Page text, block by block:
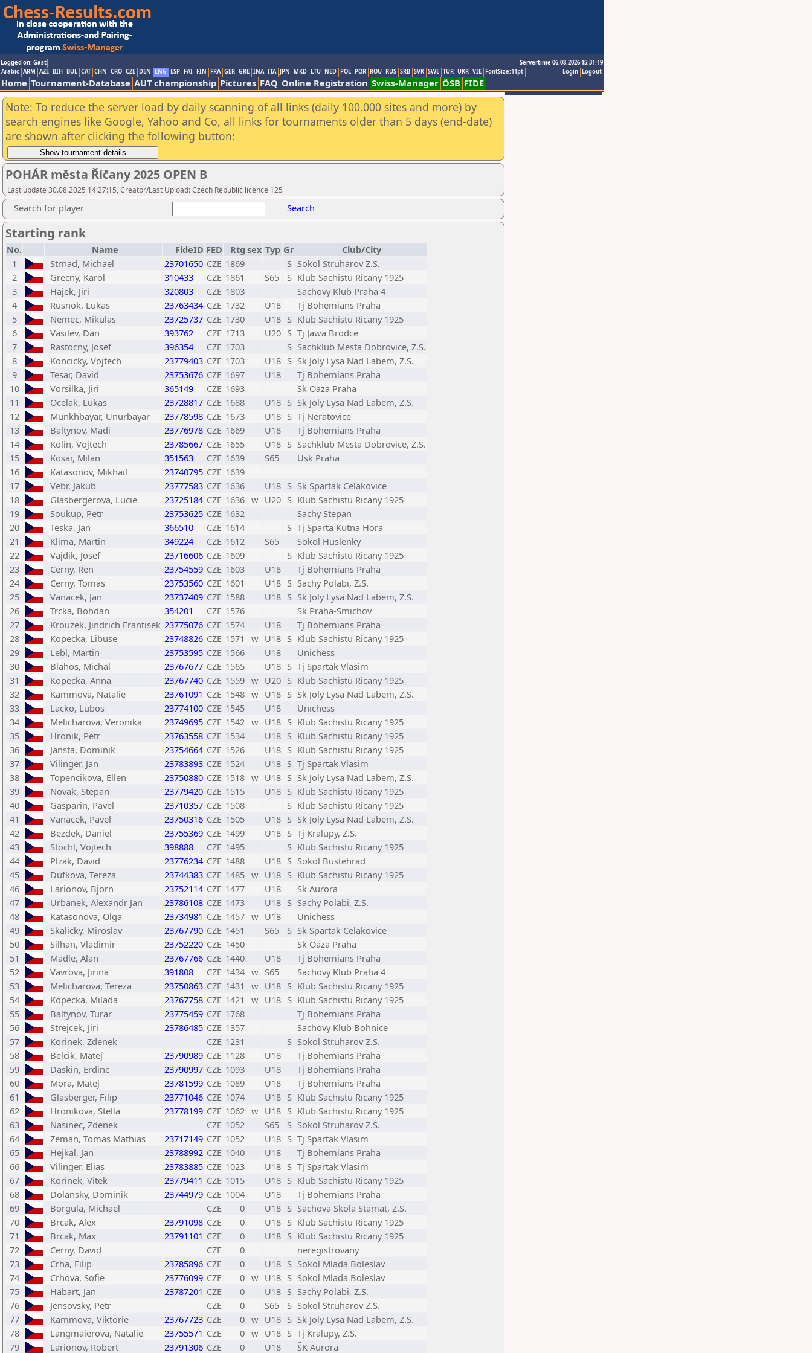
Logged on: Gast
Servertime 06.08.2026 15:31:19
Logout
Login
Arabic ARM AZE BIH BUL CAT CHN CRO CZE DEN ENG ESP FAI FIN FRA GER GRE INA ITA JPN MKD LTU NED POL POR ROU RUS SRB SVK SWE TUR UKR VIE FontSize:11pt
Home Tournament-Database AUT championship Pictures FAQ Online Registration Swiss-Manager ÖSB FIDE
Note: To reduce the server load by daily scanning of all links (daily 100.000 sites and more) by
search engines like Google, Yahoo and Co, all links for tournaments older than 5 days (end-date)
are shown after clicking the following button:
POHÁR města Říčany 2025 OPEN B
Last update 30.08.2025 14:27:15, Creator/Last Upload: Czech Republic licence 125
Search for player Search
Starting rank
No. Name FideID FED Rtg sex Typ Gr
Club/City
1
Strnad, Michael 23701650 CZE 1869 S Sokol Struharov Z.S.
2
Grecny, Karol 310433 CZE 1861 S65 S Klub Sachistu Ricany 1925
3
Hajek, Jiri 320803 CZE 1803
Sachovy Klub Praha 4
4
Rusnok, Lukas 23763434 CZE 1732 U18
Tj Bohemians Praha
5
Nemec, Mikulas 23725737 CZE 1730 U18 S Klub Sachistu Ricany 1925
6
Vasilev, Dan 393762 CZE 1713 U20 S Tj Jawa Brodce
7
Rastocny, Josef 396354 CZE 1703 S Sachklub Mesta Dobrovice, Z.S.
8
Koncicky, Vojtech 23779403 CZE 1703 U18 S Sk Joly Lysa Nad Labem, Z.S.
9
Tesar, David 23753676 CZE 1697 U18
Tj Bohemians Praha
10
Vorsilka, Jiri 365149 CZE 1693
Sk Oaza Praha
11
Ocelak, Lukas 23728817 CZE 1688 U18 S Sk Joly Lysa Nad Labem, Z.S.
12
Munkhbayar, Unurbayar 23778598 CZE 1673 U18 S Tj Neratovice
13
Baltynov, Madi 23776978 CZE 1669 U18
Tj Bohemians Praha
14
Kolin, Vojtech 23785667 CZE 1655 U18 S Sachklub Mesta Dobrovice, Z.S.
15
Kosar, Milan 351563 CZE 1639 S65
Usk Praha
16
Katasonov, Mikhail 23740795 CZE 1639
17
Vebr, Jakub 23777583 CZE 1636 U18 S Sk Spartak Celakovice
18
Glasbergerova, Lucie 23725184 CZE 1636 w U20 S Klub Sachistu Ricany 1925
19
Soukup, Petr 23753625 CZE 1632
Sachy Stepan
20
Teska, Jan 366510 CZE 1614 S Tj Sparta Kutna Hora
21
Klima, Martin 349224 CZE 1612 S65
Sokol Huslenky
22
Vajdik, Josef 23716606 CZE 1609 S Klub Sachistu Ricany 1925
23
Cerny, Ren 23754559 CZE 1603 U18
Tj Bohemians Praha
24
Cerny, Tomas 23753560 CZE 1601 U18 S Sachy Polabi, Z.S.
25
Vanacek, Jan 23737409 CZE 1588 U18 S Sk Joly Lysa Nad Labem, Z.S.
26
Trcka, Bohdan 354201 CZE 1576
Sk Praha-Smichov
27
Krouzek, Jindrich Frantisek 23775076 CZE 1574 U18
Tj Bohemians Praha
28
Kopecka, Libuse 23748826 CZE 1571 w U18 S Klub Sachistu Ricany 1925
29
Lebl, Martin 23753595 CZE 1566 U18
Unichess
30
Blahos, Michal 23767677 CZE 1565 U18 S Tj Spartak Vlasim
31
Kopecka, Anna 23767740 CZE 1559 w U20 S Klub Sachistu Ricany 1925
32
Kammova, Natalie 23761091 CZE 1548 w U18 S Sk Joly Lysa Nad Labem, Z.S.
33
Lacko, Lubos 23774100 CZE 1545 U18
Unichess
34
Melicharova, Veronika 23749695 CZE 1542 w U18 S Klub Sachistu Ricany 1925
35
Hronik, Petr 23763558 CZE 1534 U18 S Klub Sachistu Ricany 1925
36
Jansta, Dominik 23754664 CZE 1526 U18 S Klub Sachistu Ricany 1925
37
Vilinger, Jan 23783893 CZE 1524 U18 S Tj Spartak Vlasim
38
Topencikova, Ellen 23750880 CZE 1518 w U18 S Sk Joly Lysa Nad Labem, Z.S.
39
Novak, Stepan 23779420 CZE 1515 U18 S Klub Sachistu Ricany 1925
40
Gasparin, Pavel 23710357 CZE 1508 S Klub Sachistu Ricany 1925
41
Vanacek, Pavel 23750316 CZE 1505 U18 S Sk Joly Lysa Nad Labem, Z.S.
42
Bezdek, Daniel 23755369 CZE 1499 U18 S Tj Kralupy, Z.S.
43
Stochl, Vojtech 398888 CZE 1495 S Klub Sachistu Ricany 1925
44
Plzak, David 23776234 CZE 1488 U18 S Sokol Bustehrad
45
Dufkova, Tereza 23744383 CZE 1485 w U18 S Klub Sachistu Ricany 1925
46
Larionov, Bjorn 23752114 CZE 1477 U18
Sk Aurora
47
Urbanek, Alexandr Jan 23786108 CZE 1473 U18 S Sachy Polabi, Z.S.
48
Katasonova, Olga 23734981 CZE 1457 w U18
Unichess
49
Skalicky, Miroslav 23767790 CZE 1451 S65 S Sk Spartak Celakovice
50
Silhan, Vladimir 23752220 CZE 1450
Sk Oaza Praha
51
Madle, Alan 23767766 CZE 1440 U18
Tj Bohemians Praha
52
Vavrova, Jirina 391808 CZE 1434 w S65
Sachovy Klub Praha 4
53
Melicharova, Tereza 23750863 CZE 1431 w U18 S Klub Sachistu Ricany 1925
54
Kopecka, Milada 23767758 CZE 1421 w U18 S Klub Sachistu Ricany 1925
55
Baltynov, Turar 23775459 CZE 1768
Tj Bohemians Praha
56
Strejcek, Jiri 23786485 CZE 1357
Sachovy Klub Bohnice
57
Korinek, Zdenek CZE 1231 S Sokol Struharov Z.S.
58
Belcik, Matej 23790989 CZE 1128 U18
Tj Bohemians Praha
59
Daskin, Erdinc 23790997 CZE 1093 U18
Tj Bohemians Praha
60
Mora, Matej 23781599 CZE 1089 U18
Tj Bohemians Praha
61
Glasberger, Filip 23771046 CZE 1074 U18 S Klub Sachistu Ricany 1925
62
Hronikova, Stella 23778199 CZE 1062 w U18 S Klub Sachistu Ricany 1925
63
Nasinec, Zdenek CZE 1052 S65 S Sokol Struharov Z.S.
64
Zeman, Tomas Mathias 23717149 CZE 1052 U18 S Tj Spartak Vlasim
65
Hejkal, Jan 23788992 CZE 1040 U18
Tj Bohemians Praha
66
Vilinger, Elias 23783885 CZE 1023 U18 S Tj Spartak Vlasim
67
Korinek, Vitek 23779411 CZE 1015 U18 S Klub Sachistu Ricany 1925
68
Dolansky, Dominik 23744979 CZE 1004 U18
Tj Bohemians Praha
69
Borgula, Michael CZE 0 U18 S Sachova Skola Stamat, Z.S.
70
Brcak, Alex 23791098 CZE 0 U18 S Klub Sachistu Ricany 1925
71
Brcak, Max 23791101 CZE 0 U18 S Klub Sachistu Ricany 1925
72
Cerny, David CZE 0
neregistrovany
73
Crha, Filip 23785896 CZE 0 U18 S Sokol Mlada Boleslav
74
Crhova, Sofie 23776099 CZE 0 w U18 S Sokol Mlada Boleslav
75
Habart, Jan 23787201 CZE 0 U18 S Sachy Polabi, Z.S.
76
Jensovsky, Petr CZE 0 S65 S Sokol Struharov Z.S.
77
Kammova, Viktorie 23767723 CZE 0 w U18 S Sk Joly Lysa Nad Labem, Z.S.
78
Langmaierova, Natalie 23755571 CZE 0 w U18 S Tj Kralupy, Z.S.
79
Larionov, Robert 23791306 CZE 0 U18 ŠK Aurora